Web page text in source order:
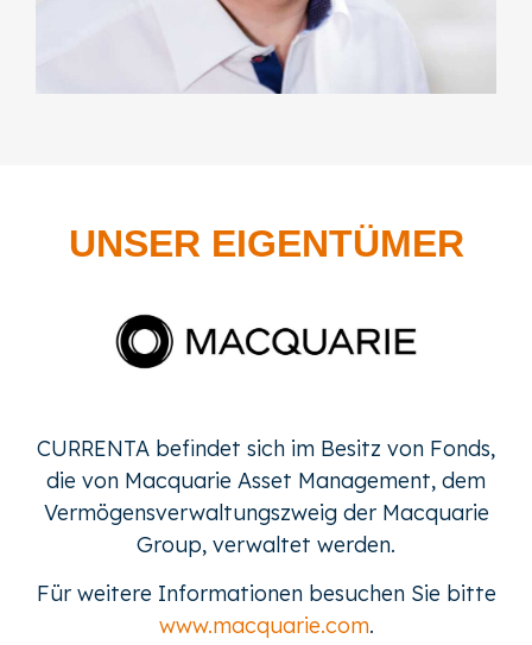
UNSER EIGENTÜMER
CURRENTA befindet sich im Besitz von Fonds,
die von Macquarie Asset Management, dem
Vermögensverwaltungszweig der Macquarie
Group, verwaltet werden.
Für weitere Informationen besuchen Sie bitte
www.macquarie.com.